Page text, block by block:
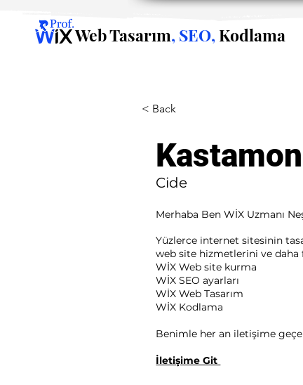
Web Tasarım, SEO,Kodlama
< Back
Cide
Merhaba Ben WİX Uzmanı
Yüzlerce internet sitesinin
web site hizmetlerini ve daha
WİX Web site kurma
WİX SEO ayarları
WİX Web Tasarım
WİX Kodlama ​
Benimle her an iletişime
İletişime Git